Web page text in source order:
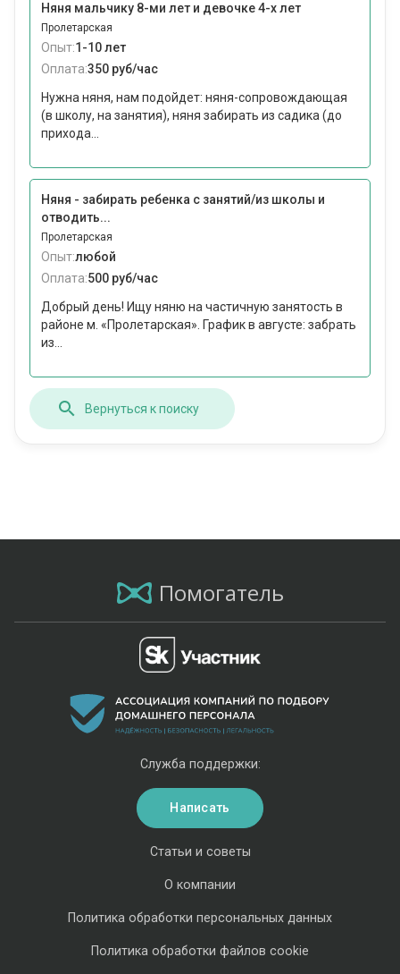
Няня мальчику 8-ми лет и девочке 4-х лет
Пролетарская
Опыт:1-10 лет
Оплата:350 руб/час
Нужна няня, нам подойдет: няня-сопровождающая
(в школу, на занятия), няня забирать из садика (до
прихода...
Няня - забирать ребенка с занятий/из школы и
отводить...
Пролетарская
Опыт:любой
Оплата:500 руб/час
Добрый день! Ищу няню на частичную занятость в
районе м. «Пролетарская». График в августе: забрать
из...
Вернуться к поиску
Помогатель
Статьи и советы
О компании
Политика обработки персональных данных
Политика обработки файлов cookie
Служба поддержки:
Написать